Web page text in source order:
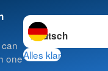
one
Sprache wechseln
Alles klar